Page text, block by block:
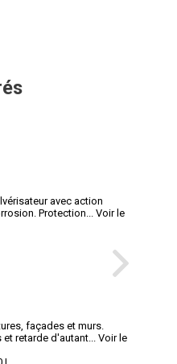
avec action
Protection...
Voir le
façades et murs.
retarde d'autant...
Voir le